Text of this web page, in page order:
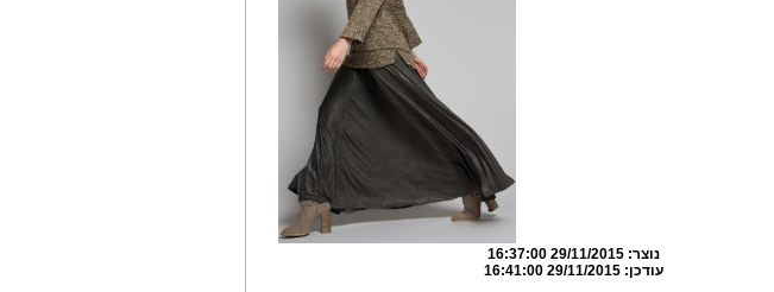
נוצר:29/11/2015 16:37:00
עודכן:29/11/2015 16:41:00